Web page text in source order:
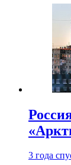
3 года